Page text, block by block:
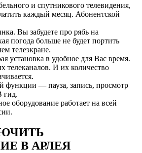
и спутникового телевидения,
каждый месяц. Абонентской
Вы забудете про рябь на
погода больше не будет портить
телеэкране.
установка в удобное для Вас время.
телеканалов. И их количество
функции — пауза, запись, просмотр
гид.
оборудование работает на всей
В АРЛЕЯ